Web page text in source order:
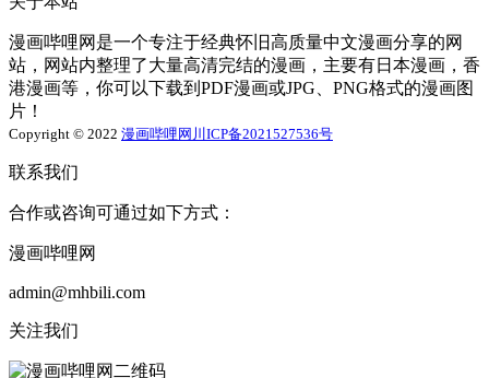
漫画哔哩网是一个专注于经典怀旧高质量中文漫画分享的网
站，网站内整理了大量高清完结的漫画，主要有日本漫画，香
港漫画等，你可以下载到PDF漫画或JPG、PNG格式的漫画图
片！
Copyright © 2022 漫画哔哩网 川ICP备2021527536号
联系我们
合作或咨询可通过如下方式：
漫画哔哩网
admin@mhbili.com
关注我们